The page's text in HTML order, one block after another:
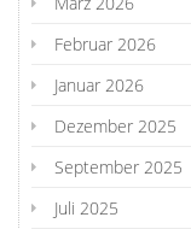
Februar 2026
Januar 2026
Dezember 2025
September 2025
Juli 2025